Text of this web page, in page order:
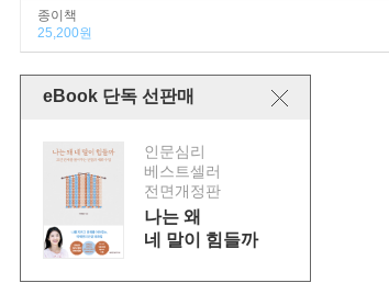
종이책
25,200원
eBook 단독 선판매
인문심리
베스트셀러
전면개정판
나는 왜
네 말이 힘들까